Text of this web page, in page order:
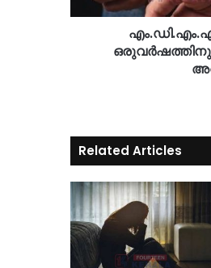
Related Articles